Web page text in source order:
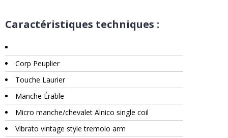
Caractéristiques techniques :
Corp Peuplier
Touche Laurier
Manche Érable
Micro manche/chevalet Alnico single coil
Vibrato vintage style tremolo arm